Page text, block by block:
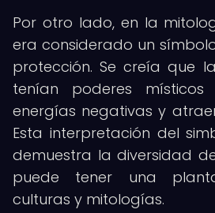
Por otro lado, en la
era considerado un
protección. Se creía que
tenían poderes
energías negativas y
Esta interpretación del
demuestra la diversidad
puede tener una
culturas y mitologías.